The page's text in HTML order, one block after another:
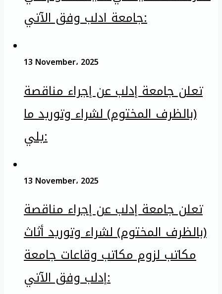
جامعة ادلب وفق الآتي:
13 November، 2025
تعلن جامعة إدلب عن إجراء مناقصة
(بالظرف المختوم) لشراء وتوريد ما
يلي:
13 November، 2025
تعلن جامعة إدلب عن إجراء مناقصة
(بالظرف المختوم) لشراء وتوريد أثاث
مكاتب لزوم مكاتب وقاعات جامعة
إدلب وفق الآتي: